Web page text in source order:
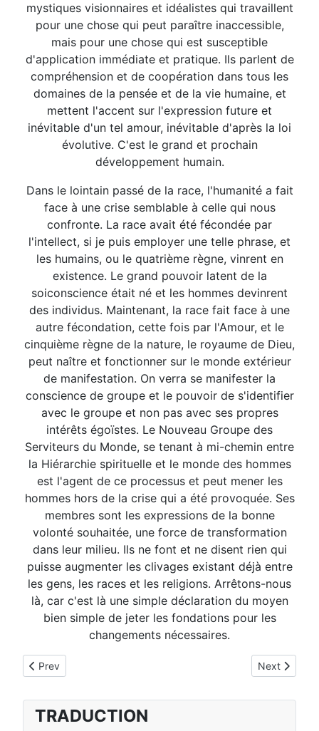
mystiques visionnaires et idéalistes qui travaillent
pour une chose qui peut paraître inaccessible,
mais pour une chose qui est susceptible
d'application immédiate et pratique. Ils parlent de
compréhension et de coopération dans tous les
domaines de la pensée et de la vie humaine, et
mettent l'accent sur l'expression future et
inévitable d'un tel amour, inévitable d'après la loi
évolutive. C'est le grand et prochain
développement humain.
Dans le lointain passé de la race, l'humanité a fait
face à une crise semblable à celle qui nous
confronte. La race avait été fécondée par
l'intellect, si je puis employer une telle phrase, et
les humains, ou le quatrième règne, vinrent en
existence. Le grand pouvoir latent de la
soiconscience était né et les hommes devinrent
des individus. Maintenant, la race fait face à une
autre fécondation, cette fois par l'Amour, et le
cinquième règne de la nature, le royaume de Dieu,
peut naître et fonctionner sur le monde extérieur
de manifestation. On verra se manifester la
conscience de groupe et le pouvoir de s'identifier
avec le groupe et non pas avec ses propres
intérêts égoïstes. Le Nouveau Groupe des
Serviteurs du Monde, se tenant à mi-chemin entre
la Hiérarchie spirituelle et le monde des hommes
est l'agent de ce processus et peut mener les
hommes hors de la crise qui a été provoquée. Ses
membres sont les expressions de la bonne
volonté souhaitée, une force de transformation
dans leur milieu. Ils ne font et ne disent rien qui
puisse augmenter les clivages existant déjà entre
les gens, les races et les religions. Arrêtons-nous
là, car c'est là une simple déclaration du moyen
bien simple de jeter les fondations pour les
changements nécessaires.
Previous article: c. L'Adaptation des Méthodes Hiérarchiques
Prev Next article:
Next
TRADUCTION